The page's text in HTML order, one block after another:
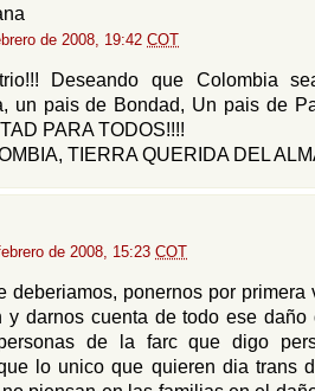
de 2008, 19:42 COT
Deseando que Colombia
un pais de Bondad, Un pais de
PARA TODOS!!!!
TIERRA QUERIDA DEL
de 2008, 15:23 COT
deberiamos, ponernos por primera
y darnos cuenta de todo ese daño
de la farc que digo
lo unico que quieren dia trans